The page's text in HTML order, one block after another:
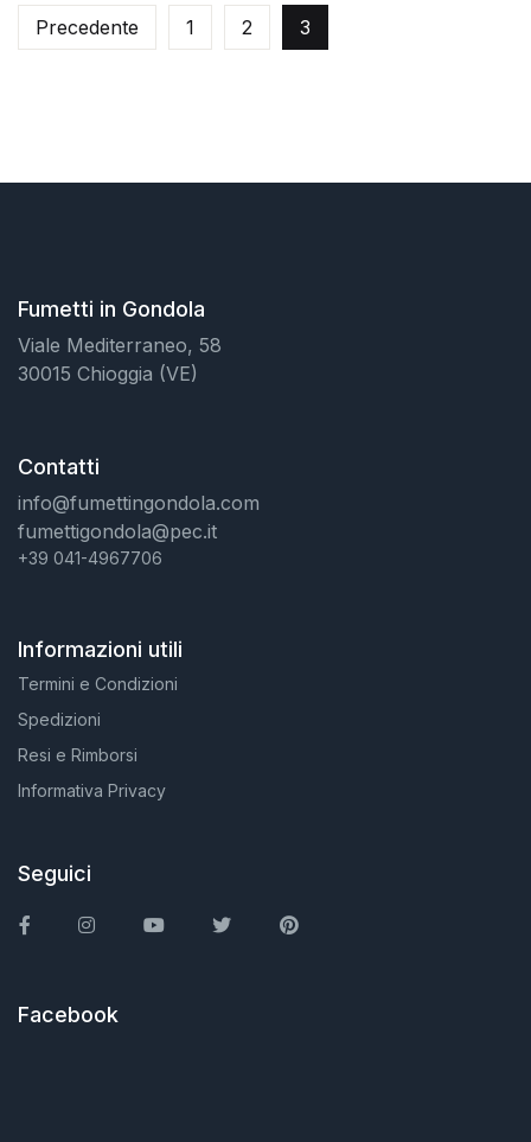
Precedente 1 2 3
Fumetti in Gondola
Viale Mediterraneo, 58
30015 Chioggia (VE)
Contatti
info@fumettingondola.com
fumettigondola@pec.it
+39 041-4967706
Informazioni utili
Termini e Condizioni
Spedizioni
Resi e Rimborsi
Informativa Privacy
Seguici
FacebookInstagramYou TubeTwitter Pinterest
Facebook